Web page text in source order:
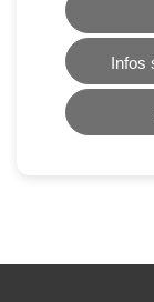
Infos